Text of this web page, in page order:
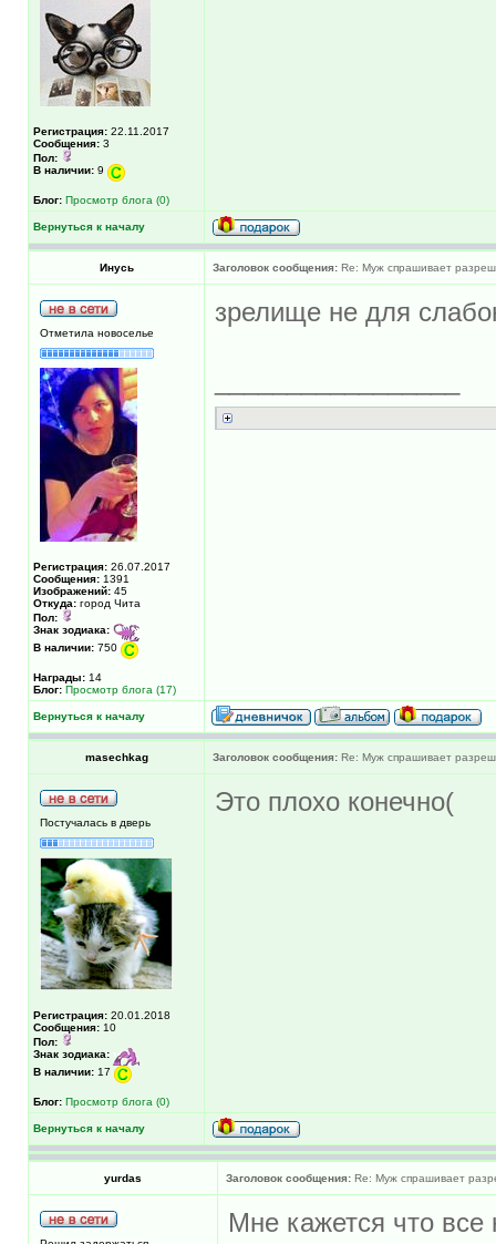
Регистрация: 22.11.2017
Сообщения: 3
Пол:
В наличии: 9
Блог: Просмотр блога (0)
Вернуться к началу
Инусь Заголовок сообщения: Re: Муж спрашивает
Отметила новоселье
Регистрация: 26.07.2017
Сообщения: 1391
Изображений: 45
Откуда: город Чита
Пол:
Знак зодиака:
В наличии: 750
Награды: 14
Блог: Просмотр блога (17)
зрелище не для
Вернуться к началу
masechkag Заголовок сообщения: Re: Муж спрашивает
Постучалась в дверь
Регистрация: 20.01.2018
Сообщения: 10
Пол:
Знак зодиака:
В наличии: 17
Блог: Просмотр блога (0)
Это плохо конечно(
Вернуться к началу
yurdas Заголовок сообщения: Re: Муж спрашивает
Мне кажется что все